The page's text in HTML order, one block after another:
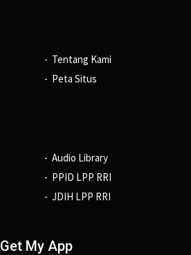
Tentang Kami
Peta Situs
Audio Library
PPID LPP RRI
JDIH LPP RRI
Get My App